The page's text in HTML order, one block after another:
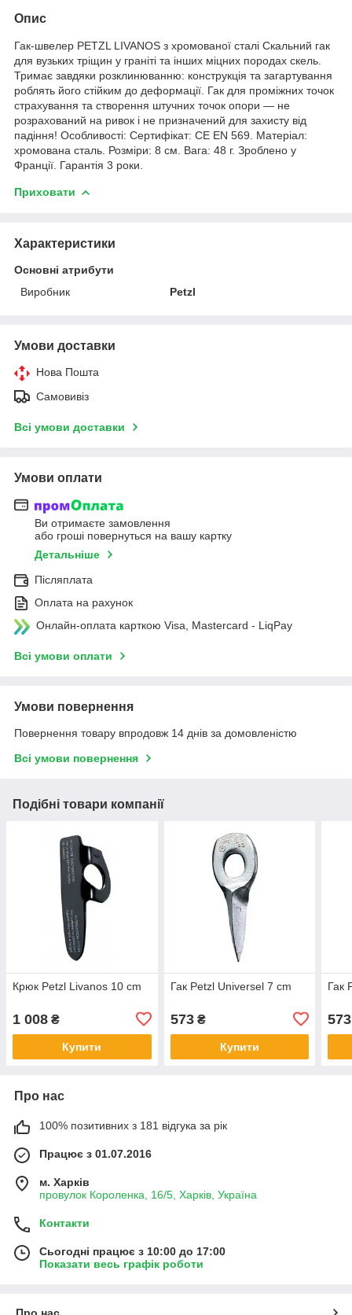
Опис
Гак-швелер PETZL LIVANOS з хромованої сталі Скальний гак
для вузьких тріщин у граніті та інших міцних породах скель.
Тримає завдяки розклинюванню: конструкція та загартування
роблять його стійким до деформації. Гак для проміжних точок
страхування та створення штучних точок опори — не
розрахований на ривок і не призначений для захисту від
падіння! Особливості: Сертифікат: CE EN 569. Матеріал:
хромована сталь. Розміри: 8 см. Вага: 48 г. Зроблено у
Франції. Гарантія 3 роки.
Приховати
Характеристики
Основні атрибути
Виробник
Petzl
Умови доставки
Нова Пошта
Самовивіз
Всі умови доставки
Умови оплати
Ви отримаєте замовлення
або гроші повернуться на вашу картку
Детальніше
Післяплата
Оплата на рахунок
Онлайн-оплата карткою Visa, Mastercard - LiqPay
Всі умови оплати
Умови повернення
Повернення товару впродовж 14 днів за домовленістю
Всі умови повернення
Подібні товари компанії
Крюк Petzl Livanos 10 cm
1 008 ₴
Купити
Гак Petzl Universel 7 cm
573₴
Купити
Гак
573
Про нас
100% позитивних з 181 відгука за рік
Працює з 01.07.2016
м. Харків
провулок Короленка, 16/5, Харків, Україна
Контакти
Сьогодні працює з 10:00 до 17:00
Показати весь графік роботи
Про нас